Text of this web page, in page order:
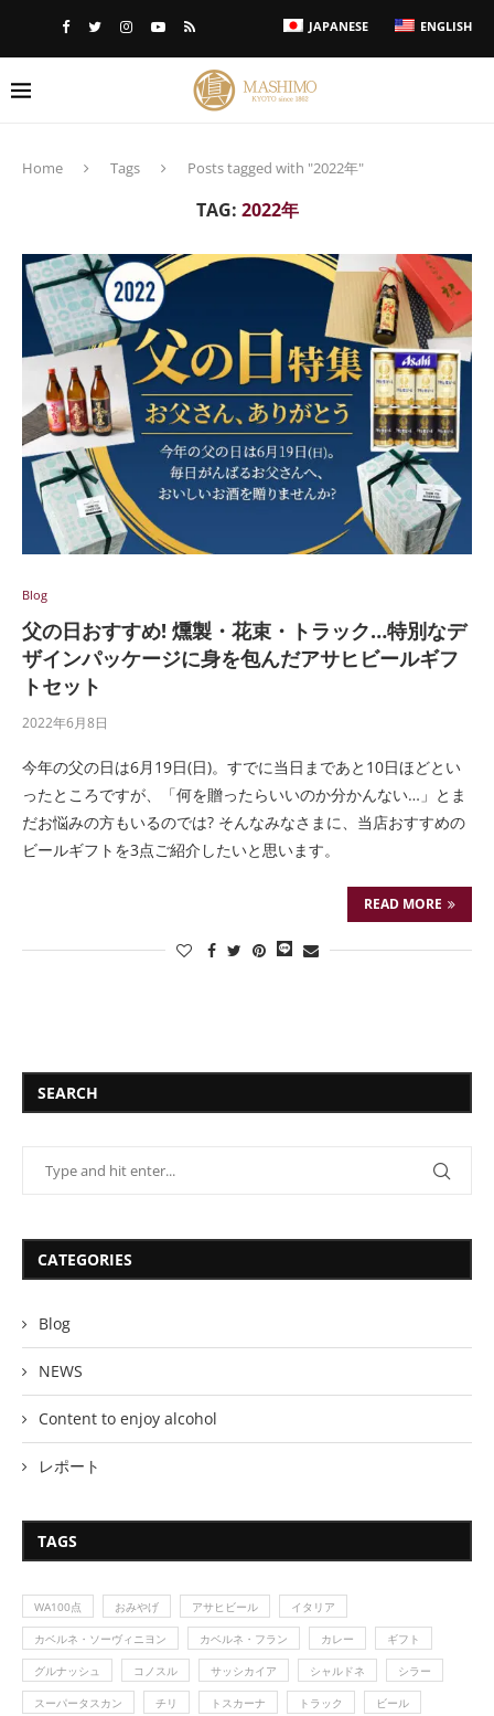
JAPANESE ENGLISH
Home Tags Posts tagged with "2022年"
TAG: 2022年
Blog
父の日おすすめ! 燻製・花束・トラック…特別なデ
ザインパッケージに身を包んだアサヒビールギフ
トセット
2022年6月8日
今年の父の日は6月19日(日)。すでに当日まであと10日ほどとい
ったところですが、「何を贈ったらいいのか分かんない…」とま
だお悩みの方もいるのでは? そんなみなさまに、当店おすすめの
ビールギフトを3点ご紹介したいと思います。
READ MORE
SEARCH
CATEGORIES
Blog
NEWS
Content to enjoy alcohol
レポート
TAGS
WA100点 おみやげ アサヒビール イタリア
カベルネ・ソーヴィニヨン カベルネ・フラン カレー ギフト
グルナッシュ コノスル サッシカイア シャルドネ シラー
スーパータスカン チリ トスカーナ トラック ビール